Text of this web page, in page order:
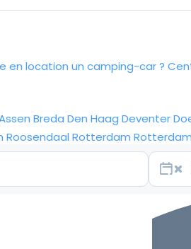
en location un camping-car ?
Breda Den Haag Deventer
Roosendaal Rotterdam Rotterdam